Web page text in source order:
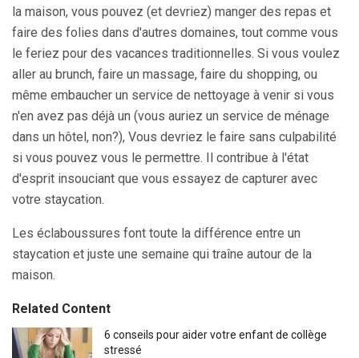
la maison, vous pouvez (et devriez) manger des repas et
faire des folies dans d'autres domaines, tout comme vous
le feriez pour des vacances traditionnelles. Si vous voulez
aller au brunch, faire un massage, faire du shopping, ou
même embaucher un service de nettoyage à venir si vous
n'en avez pas déjà un (vous auriez un service de ménage
dans un hôtel, non?), Vous devriez le faire sans culpabilité
si vous pouvez vous le permettre. Il contribue à l'état
d'esprit insouciant que vous essayez de capturer avec
votre staycation.
Les éclaboussures font toute la différence entre un
staycation et juste une semaine qui traîne autour de la
maison.
Related Content
6 conseils pour aider votre enfant de collège
stressé